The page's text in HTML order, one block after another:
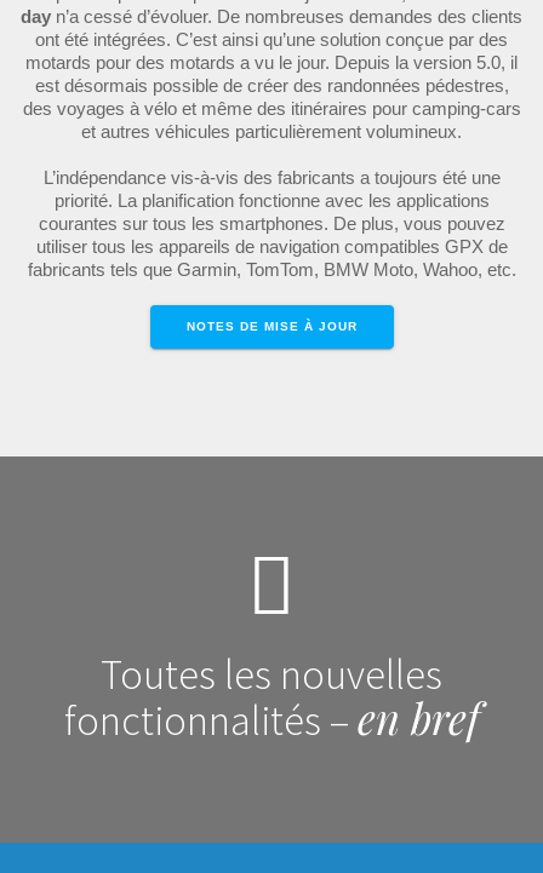
day n’a cessé d’évoluer. De nombreuses demandes des clients
ont été intégrées. C’est ainsi qu’une solution conçue par des
motards pour des motards a vu le jour. Depuis la version 5.0, il
est désormais possible de créer des randonnées pédestres,
des voyages à vélo et même des itinéraires pour camping-cars
et autres véhicules particulièrement volumineux.
L’indépendance vis-à-vis des fabricants a toujours été une
priorité. La planification fonctionne avec les applications
courantes sur tous les smartphones. De plus, vous pouvez
utiliser tous les appareils de navigation compatibles GPX de
fabricants tels que Garmin, TomTom, BMW Moto, Wahoo, etc.
NOTES DE MISE À JOUR
Toutes les nouvelles
fonctionnalités –en bref